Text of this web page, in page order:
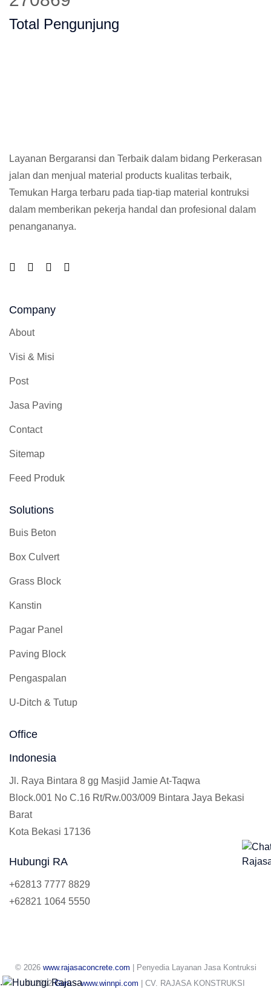
Total Pengunjung
Layanan Bergaransi dan Terbaik dalam bidang Perkerasan
jalan dan menjual material products kualitas terbaik,
Temukan Harga terbaru pada tiap-tiap material kontruksi
dalam memberikan pekerja handal dan profesional dalam
penangananya.
Company
About
Visi & Misi
Post
Jasa Paving
Contact
Sitemap
Feed Produk
Solutions
Buis Beton
Box Culvert
Grass Block
Kanstin
Pagar Panel
Paving Block
Pengaspalan
U-Ditch & Tutup
Office
Indonesia
Jl. Raya Bintara 8 gg Masjid Jamie At-Taqwa
Block.001 No C.16 Rt/Rw.003/009 Bintara Jaya Bekasi
Barat
Kota Bekasi 17136
Hubungi RA
+62813 7777 8829
+62821 1064 5550
© 2026 www.rajasaconcrete.com | Penyedia Layanan Jasa Kontruksi
© 2012Guru- www.winnpi.com | CV. RAJASA KONSTRUKSI
.